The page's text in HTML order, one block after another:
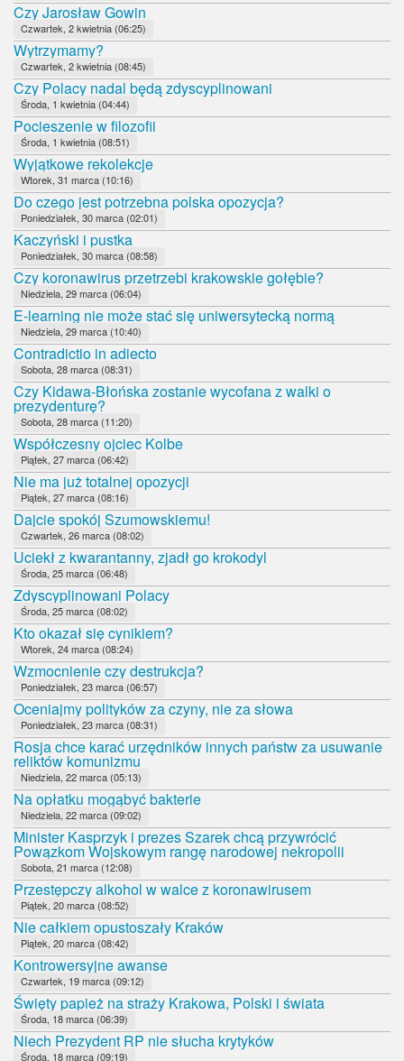
Czy Jarosław Gowin
Czwartek, 2 kwietnia (06:25)
Wytrzymamy?
Czwartek, 2 kwietnia (08:45)
Czy Polacy nadal będą zdyscyplinowani
Środa, 1 kwietnia (04:44)
Pocieszenie w filozofii
Środa, 1 kwietnia (08:51)
Wyjątkowe rekolekcje
Wtorek, 31 marca (10:16)
Do czego jest potrzebna polska opozycja?
Poniedziałek, 30 marca (02:01)
Kaczyński i pustka
Poniedziałek, 30 marca (08:58)
Czy koronawirus przetrzebi krakowskie gołębie?
Niedziela, 29 marca (06:04)
E-learning nie może stać się uniwersytecką normą
Niedziela, 29 marca (10:40)
Contradictio in adiecto
Sobota, 28 marca (08:31)
Czy Kidawa-Błońska zostanie wycofana z walki o
prezydenturę?
Sobota, 28 marca (11:20)
Współczesny ojciec Kolbe
Piątek, 27 marca (06:42)
Nie ma już totalnej opozycji
Piątek, 27 marca (08:16)
Dajcie spokój Szumowskiemu!
Czwartek, 26 marca (08:02)
Uciekł z kwarantanny, zjadł go krokodyl
Środa, 25 marca (06:48)
Zdyscyplinowani Polacy
Środa, 25 marca (08:02)
Kto okazał się cynikiem?
Wtorek, 24 marca (08:24)
Wzmocnienie czy destrukcja?
Poniedziałek, 23 marca (06:57)
Oceniajmy polityków za czyny, nie za słowa
Poniedziałek, 23 marca (08:31)
Rosja chce karać urzędników innych państw za usuwanie
reliktów komunizmu
Niedziela, 22 marca (05:13)
Na opłatku mogąbyć bakterie
Niedziela, 22 marca (09:02)
Minister Kasprzyk i prezes Szarek chcą przywrócić
Powązkom Wojskowym rangę narodowej nekropolii
Sobota, 21 marca (12:08)
Przestępczy alkohol w walce z koronawirusem
Piątek, 20 marca (08:52)
Nie całkiem opustoszały Kraków
Piątek, 20 marca (08:42)
Kontrowersyjne awanse
Czwartek, 19 marca (09:12)
Święty papież na straży Krakowa, Polski i świata
Środa, 18 marca (06:39)
Niech Prezydent RP nie słucha krytyków
Środa, 18 marca (09:19)